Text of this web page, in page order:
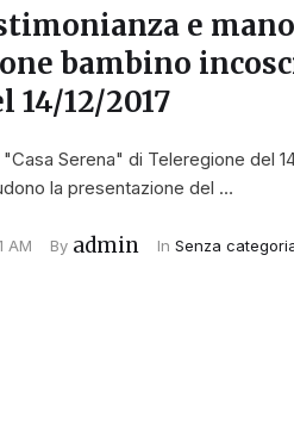
e
bambino
14/12/2017
Serena" di Teleregione del
la presentazione del …
AM By admin In Senza